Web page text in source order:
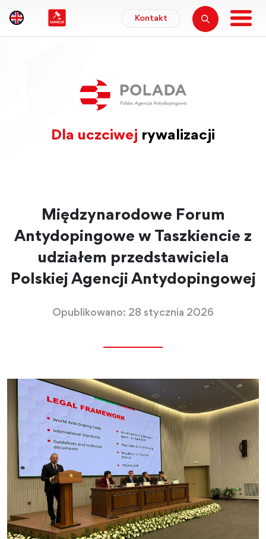
Kontakt
Dla uczciwej rywalizacji
Międzynarodowe Forum
Antydopingowe w Taszkiencie z
udziałem przedstawiciela
Polskiej Agencji Antydopingowej
Opublikowano: 28 stycznia 2026